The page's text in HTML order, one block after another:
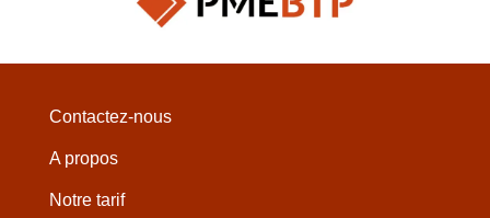
Contactez-nous
A propos
Notre tarif